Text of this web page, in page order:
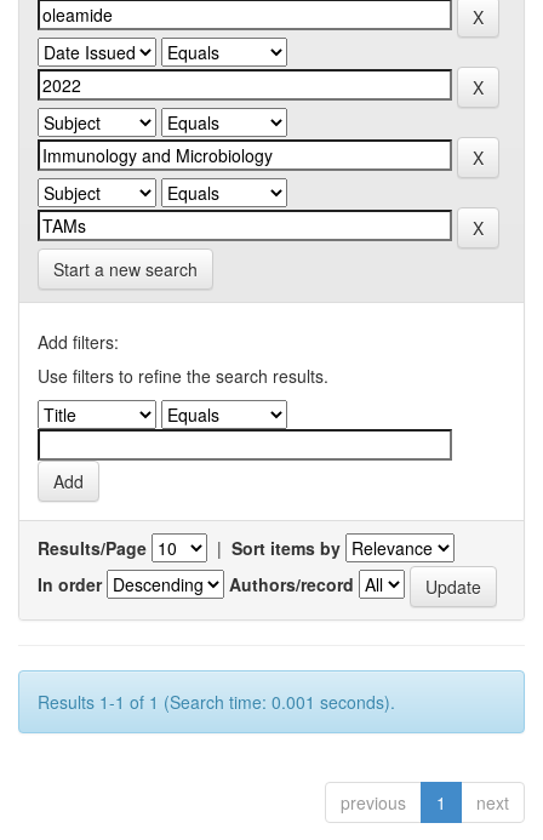
Start a new search
Add filters:
Use filters to refine the search results.
Results/Page | Sort items by
In order
Authors/record
Results 1-1 of 1 (Search time: 0.001 seconds).
previous 1 next